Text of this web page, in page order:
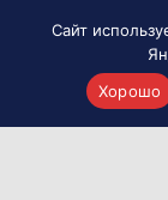
Сайт
Хорошо